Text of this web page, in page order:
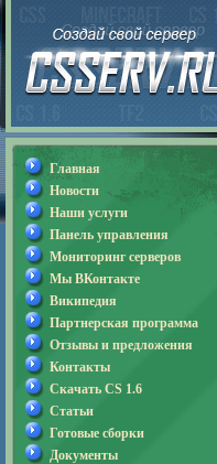
Главная
Новости
Наши услуги
Панель управления
Мониторинг серверов
Мы ВКонтакте
Википедия
Партнерская программа
Отзывы и предложения
Контакты
Скачать CS 1.6
Статьи
Готовые сборки
Документы